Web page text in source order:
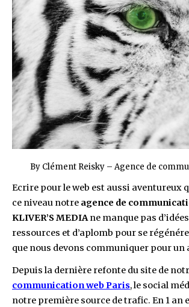
By Clément Reisky – Agence de
Ecrire pour le web est aussi aventureux
ce niveau notre agence de
KLIVER’S MEDIAne manque pas
ressources et d’aplomb pour se
que nous devons communiquer pour un
Depuis la dernière refonte du site de
communication web Paris, le social
notre première source de trafic. En 1 an